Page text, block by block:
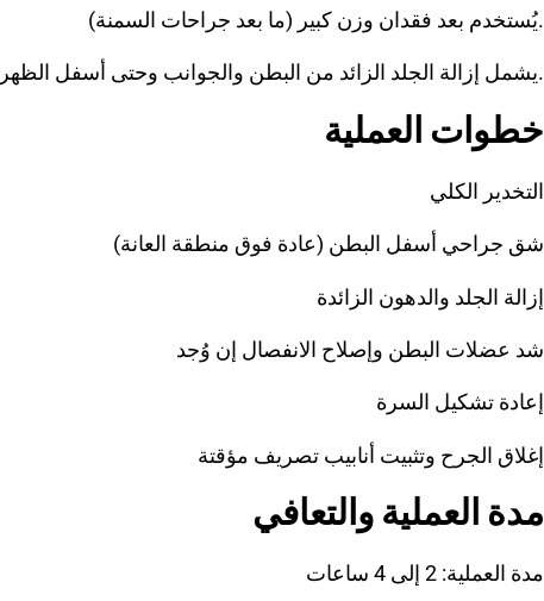
يُستخدم بعد فقدان وزن كبير (ما بعد جراحات السمنة).
يشمل إزالة الجلد الزائد من البطن والجوانب وحتى أسفل الظهر.
خطوات العملية
التخدير الكلي
شق جراحي أسفل البطن (عادة فوق منطقة العانة)
إزالة الجلد والدهون الزائدة
شد عضلات البطن وإصلاح الانفصال إن وُجد
إعادة تشكيل السرة
إغلاق الجرح وتثبيت أنابيب تصريف مؤقتة
مدة العملية والتعافي
مدة العملية: 2 إلى 4 ساعات